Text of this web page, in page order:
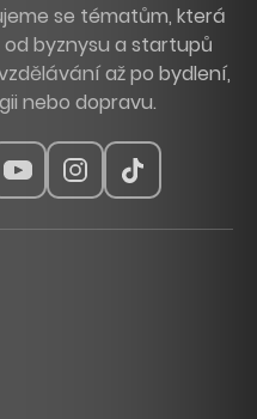
se tématům, která
byznysu a startupů
až po bydlení,
nebo dopravu.